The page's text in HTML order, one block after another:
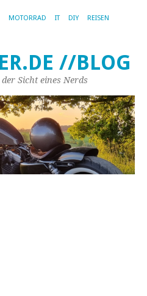
MOTORRAD IT DIY REISEN
//BLOG
Sicht eines Nerds